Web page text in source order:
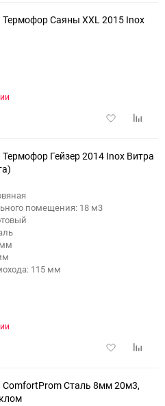
Термофор Саяны XXL 2015 Inox
Добавить
Гейзер 2014 Inox Витра
помещения: 18 м3
115 мм
Добавить
ComfortProm Сталь 8мм 20м3,